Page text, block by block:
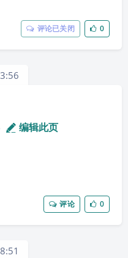
评论已关闭 0
编辑此页
评论 0